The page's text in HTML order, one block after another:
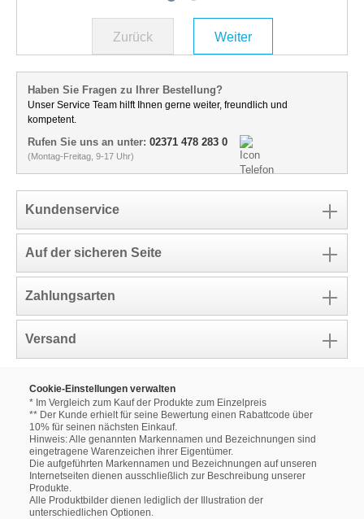
Zurück Weiter
Haben Sie Fragen zu Ihrer Bestellung?
Unser Service Team hilft Ihnen gerne weiter, freundlich und
kompetent.
Rufen Sie uns an unter: 02371 478 283 0
(Montag-Freitag, 9-17 Uhr)
Kundenservice
Auf der sicheren Seite
Zahlungsarten
Versand
Cookie-Einstellungen verwalten
* Im Vergleich zum Kauf der Produkte zum Einzelpreis
** Der Kunde erhielt für seine Bewertung einen Rabattcode über
10% für seinen nächsten Einkauf.
Hinweis: Alle genannten Markennamen und Bezeichnungen sind
eingetragene Warenzeichen ihrer Eigentümer.
Die aufgeführten Markennamen und Bezeichnungen auf unseren
Internetseiten dienen ausschließlich zur Beschreibung unserer
Produkte.
Alle Produktbilder dienen lediglich der Illustration der
unterschiedlichen Optionen.